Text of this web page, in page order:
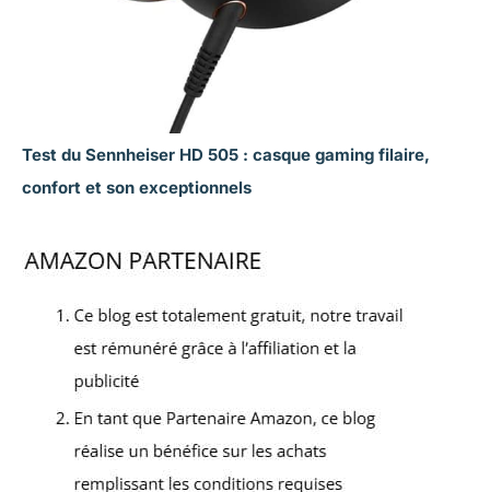
Test du Sennheiser HD 505 : casque gaming filaire,
confort et son exceptionnels